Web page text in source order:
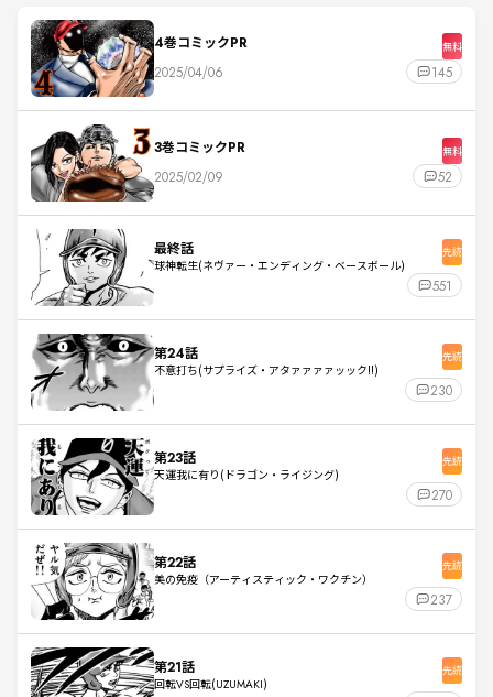
4巻コミックPR 無料
2025/04/06 145
3巻コミックPR 無料
2025/02/09 52
最終話
球神転生(ネヴァー・エンディング・ベースボール)
先読
551
第24話
不意打ち(サプライズ・アタァァァァッック!!)
先読
230
第23話
天運我に有り(ドラゴン・ライジング)
先読
270
第22話
美の免疫（アーティスティック・ワクチン）
先読
237
第21話
回転VS回転(UZUMAKI)
先読